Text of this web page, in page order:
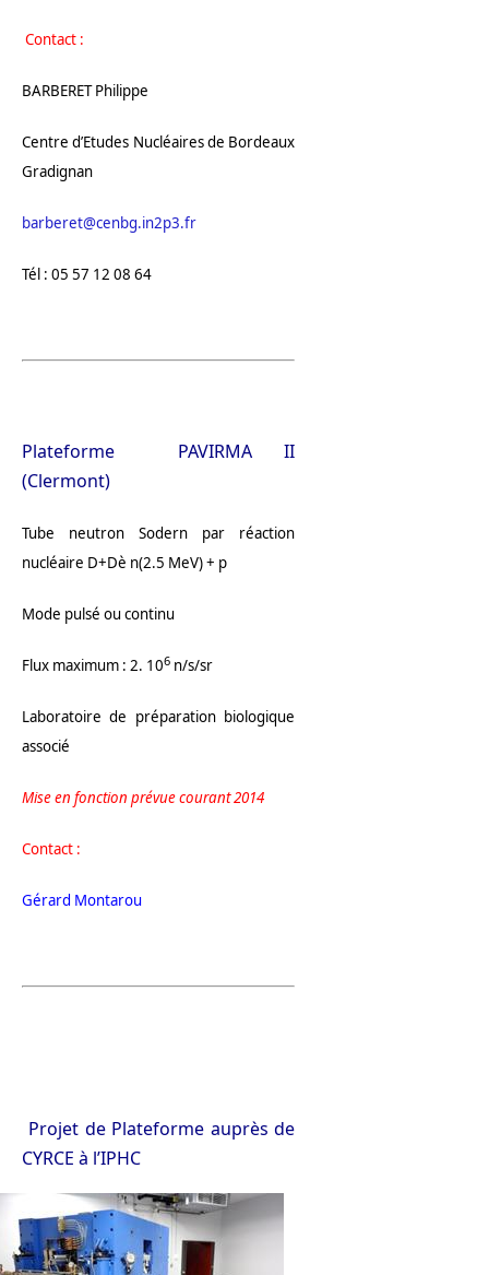
Contact :
BARBERET Philippe
Centre d’Etudes Nucléaires de Bordeaux
Gradignan
barberet@cenbg.in2p3.fr
Tél : 05 57 12 08 64
Plateforme PAVIRMA II
(Clermont)
Tube neutron Sodern par réaction
nucléaire D+Dè n(2.5 MeV) + p
Mode pulsé ou continu
Flux maximum : 2. 106 n/s/sr
Laboratoire de préparation biologique
associé
Mise en fonction prévue courant 2014
Contact :
Gérard Montarou
Projet de Plateforme auprès de
CYRCE à l’IPHC